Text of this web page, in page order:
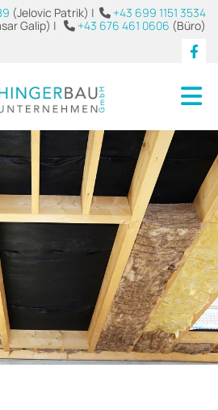
(Jelovic Patrik) |  +43 699 1151 3534
Galip) |
 +43 676 461 0606 (Büro)